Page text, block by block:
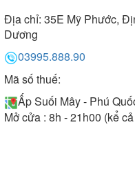
Địa chỉ: 35E Mỹ Phước,
Dương
03995.888.90
Mã số thuế:
Ấp Suối Mây - Phú
Mở cửa : 8h - 21h00 (kể